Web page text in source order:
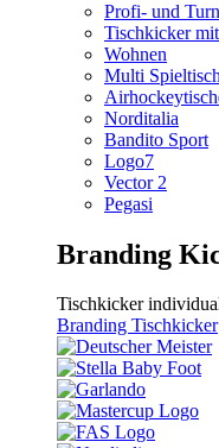
Profi- und
Tischkicker
Wohnen
Multi
Norditalia
Bandito Sport
Logo7
Vector 2
Pegasi
Branding
Tischkicker
Branding Tischkicker